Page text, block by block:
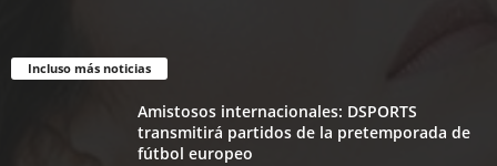
Incluso más noticias
Amistosos internacionales: DSPORTS
transmitirá partidos de la pretemporada de
fútbol europeo